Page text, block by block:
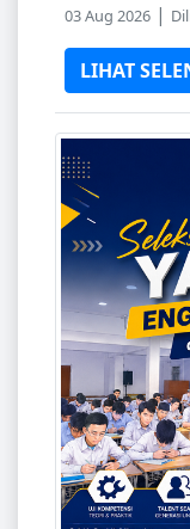
03 Aug 2026 |
LIHAT